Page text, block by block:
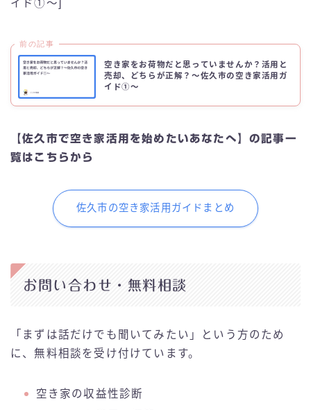
イド①〜]
前の記事
空き家をお荷物だと思っていませんか？活用と
売却、どちらが正解？〜佐久市の空き家活用ガ
イド①〜
【佐久市で空き家活用を始めたいあなたへ】の記事一
覧はこちらから
佐久市の空き家活用ガイドまとめ
お問い合わせ・無料相談
「まずは話だけでも聞いてみたい」という方のため
に、無料相談を受け付けています。
空き家の収益性診断